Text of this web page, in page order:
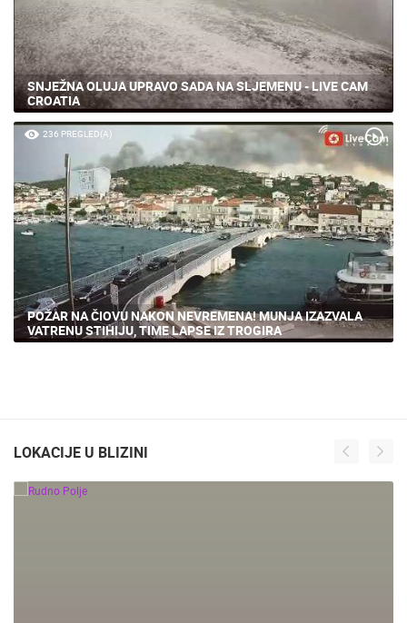
SNJEŽNA OLUJA UPRAVO SADA NA SLJEMENU - LIVE CAM
CROATIA
236 PREGLED(A)
POŽAR NA ČIOVU NAKON NEVREMENA! MUNJA IZAZVALA
VATRENU STIHIJU, TIME LAPSE IZ TROGIRA
LOKACIJE U BLIZINI